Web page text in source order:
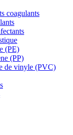
coagulants
(PE)
(PP)
de vinyle (PVC)